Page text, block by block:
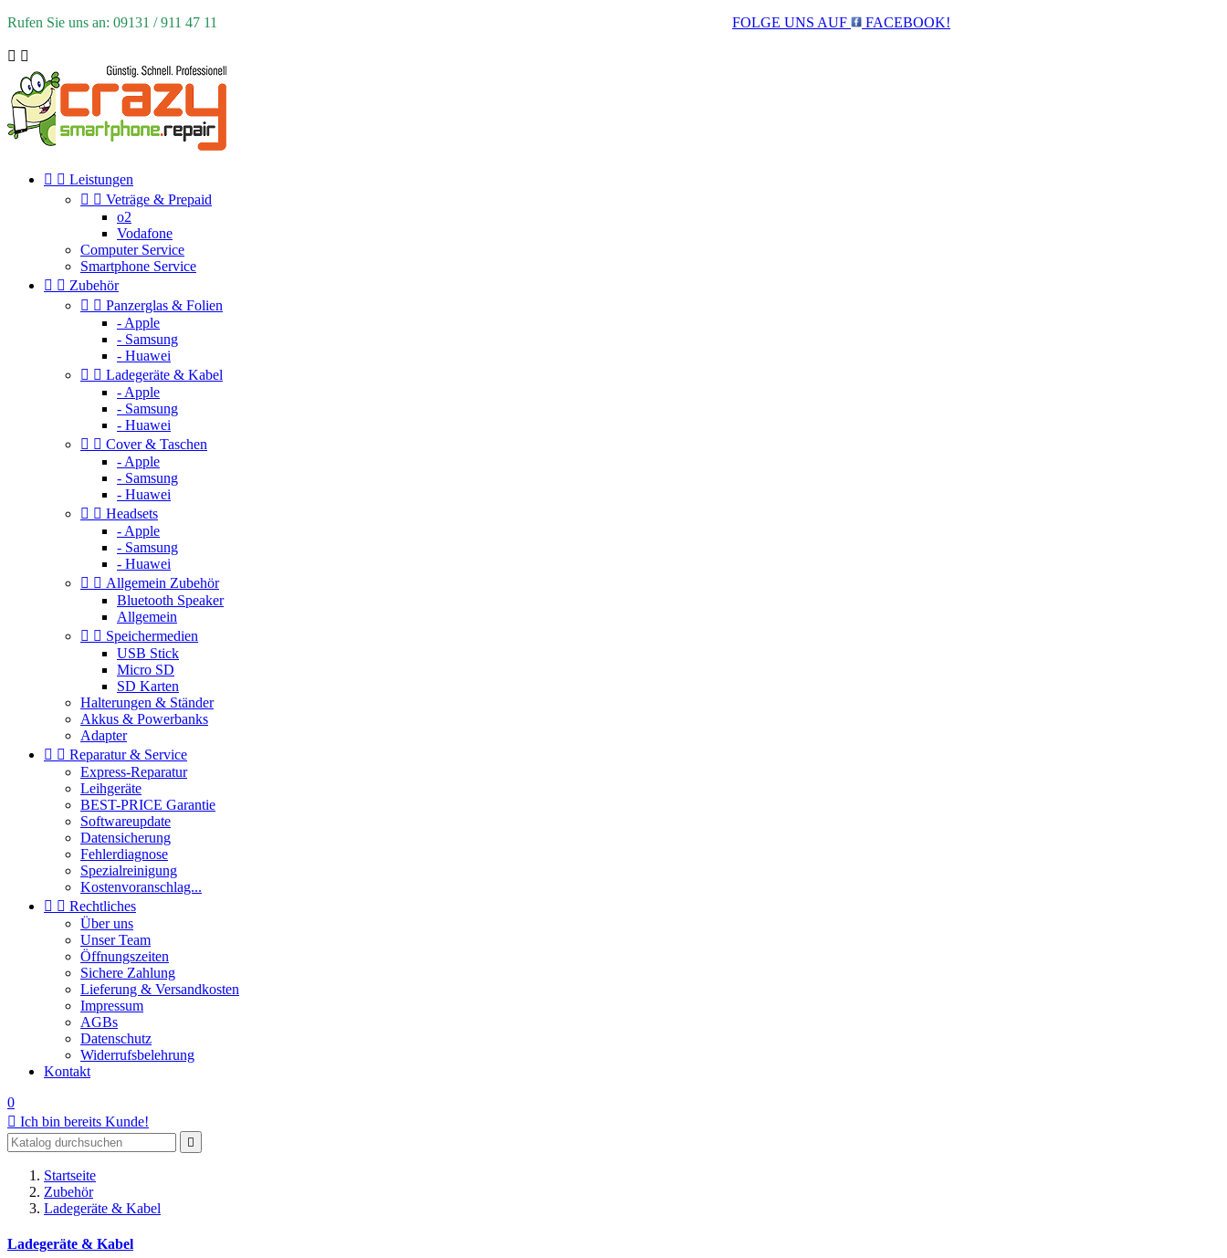
Rufen Sie uns an: 09131 / 911 47 11 FOLGE UNS AUF FACEBOOK!
 
  Leistungen
  Veträge & Prepaid
o2
Vodafone
Computer Service
Smartphone Service
  Zubehör
  Panzerglas & Folien
- Apple
- Samsung
- Huawei
  Ladegeräte & Kabel
- Apple
- Samsung
- Huawei
  Cover & Taschen
- Apple
- Samsung
- Huawei
  Headsets
- Apple
- Samsung
- Huawei
  Allgemein Zubehör
Bluetooth Speaker
Allgemein
  Speichermedien
USB Stick
Micro SD
SD Karten
Halterungen & Ständer
Akkus & Powerbanks
Adapter
  Reparatur & Service
Express-Reparatur
Leihgeräte
BEST-PRICE Garantie
Softwareupdate
Datensicherung
Fehlerdiagnose
Spezialreinigung
Kostenvoranschlag...
  Rechtliches
Über uns
Unser Team
Öffnungszeiten
Sichere Zahlung
Lieferung & Versandkosten
Impressum
AGBs
Datenschutz
Widerrufsbelehrung
Kontakt
0
 Ich bin bereits Kunde!

Startseite
Zubehör
Ladegeräte & Kabel
Ladegeräte & Kabel